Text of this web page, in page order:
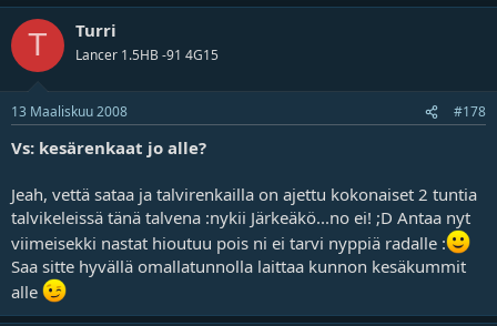
T Turri
Lancer 1.5HB -91 4G15
13 Maaliskuu 2008 #178
Vs: kesärenkaat jo alle?
Jeah, vettä sataa ja talvirenkailla on ajettu kokonaiset 2 tuntia
talvikeleissä tänä talvena :nykii Järkeäkö...no ei! ;D Antaa nyt
viimeisekki nastat hioutuu pois ni ei tarvi nyppiä radalle :
Saa sitte hyvällä omallatunnolla laittaa kunnon kesäkummit
alle